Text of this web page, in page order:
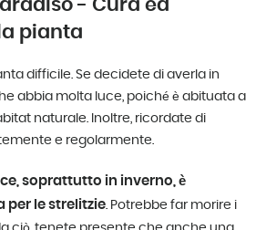
- Cura ed
pianta
difficile. Se decidete di averla in
abbia molta luce, poiché è abituata a
naturale. Inoltre, ricordate di
e regolarmente.
soprattutto in inverno, è
per le strelitzie. Potrebbe far morire i